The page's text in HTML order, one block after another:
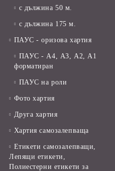
с дължина 50 м.
с дължина 175 м.
ПАУС - оризова хартия
ПАУС - А4, А3, А2, А1
форматиран
ПАУС на роли
Фото хартия
Друга хартия
Хартия самозалепваща
Етикети самозалепващи,
Лепящи етикети,
Полиестерни етикети за